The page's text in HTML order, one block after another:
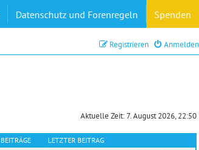
Datenschutz und Forenregeln Spenden
Anmelden
Registrieren
Aktuelle Zeit: 7. August 2026, 22:50
BEITRÄGE LETZTER BEITRAG